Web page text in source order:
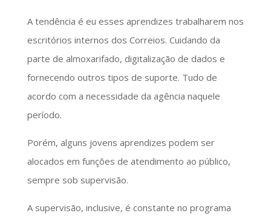
A tendência é eu esses aprendizes trabalharem nos
escritórios internos dos Correios. Cuidando da
parte de almoxarifado, digitalização de dados e
fornecendo outros tipos de suporte. Tudo de
acordo com a necessidade da agência naquele
período.
Porém, alguns jovens aprendizes podem ser
alocados em funções de atendimento ao público,
sempre sob supervisão.
A supervisão, inclusive, é constante no programa